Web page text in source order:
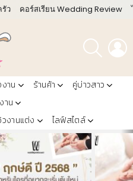
ว คอร์สเรียน Wedding Review
ค้นหา
าน ร้านค้า
คู่บ่าวสาว
าน
วงานแต่ง ไลฟ์สไตล์